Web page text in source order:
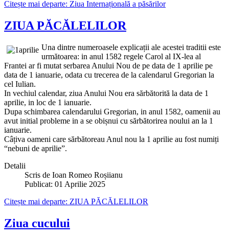
Citește mai departe: Ziua Internațională a păsărilor
ZIUA PĂCĂLELILOR
Una dintre numeroasele explicații ale acestei traditii este
următoarea: in anul 1582 regele Carol al IX-lea al
Frantei ar fi mutat serbarea Anului Nou de pe data de 1 aprilie pe
data de 1 ianuarie, odata cu trecerea de la calendarul Gregorian la
cel Iulian.
In vechiul calendar, ziua Anului Nou era sărbătorită la data de 1
aprilie, in loc de 1 ianuarie.
Dupa schimbarea calendarului Gregorian, in anul 1582, oamenii au
avut initial probleme in a se obișnui cu sărbătorirea noului an la 1
ianuarie.
Câțiva oameni care sărbătoreau Anul nou la 1 aprilie au fost numiți
“nebuni de aprilie”.
Detalii
Scris de Ioan Romeo Roșiianu
Publicat: 01 Aprilie 2025
Citește mai departe: ZIUA PĂCĂLELILOR
Ziua cucului